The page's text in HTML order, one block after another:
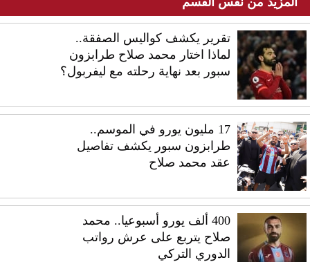
تقرير يكشف كواليس الصفقة..
لماذا اختار محمد صلاح طرابزون
سبور بعد نهاية رحلته مع ليفربول؟
17 مليون يورو في الموسم..
طرابزون سبور يكشف تفاصيل
عقد محمد صلاح
400 ألف يورو أسبوعيا.. محمد
صلاح يتربع على عرش رواتب
الدوري التركي